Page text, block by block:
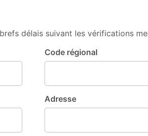
délais suivant les vérifications
Code régional
Adresse